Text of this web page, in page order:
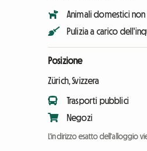
Animali domestici non
Pulizia a carico
Posizione
Zürich, Svizzera
Trasporti pubblici
Negozi
L'indirizzo esatto dell'alloggio